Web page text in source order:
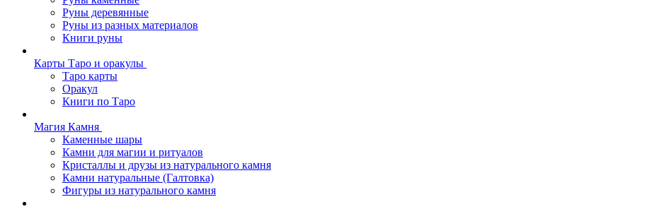
Руны деревянные
Руны из разных материалов
Книги руны
Карты Таро и оракулы
Таро карты
Оракул
Книги по Таро
Магия Камня
Каменные шары
Камни для магии и ритуалов
Кристаллы и друзы из натурального камня
Камни натуральные (Галтовка)
Фигуры из натурального камня